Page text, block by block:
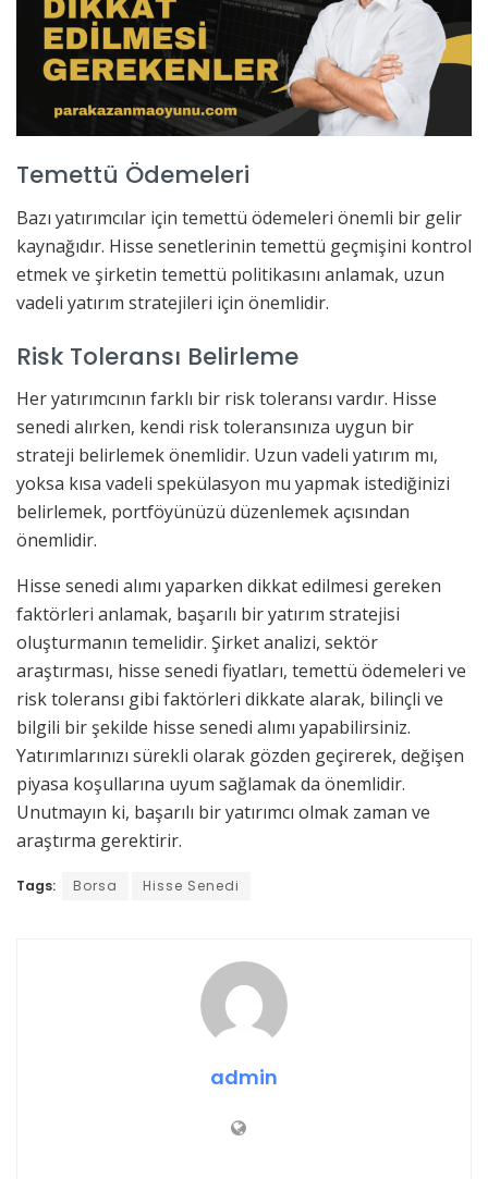
Temettü Ödemeleri
Bazı yatırımcılar için temettü ödemeleri önemli bir gelir
kaynağıdır. Hisse senetlerinin temettü geçmişini kontrol
etmek ve şirketin temettü politikasını anlamak, uzun
vadeli yatırım stratejileri için önemlidir.
Risk Toleransı Belirleme
Her yatırımcının farklı bir risk toleransı vardır. Hisse
senedi alırken, kendi risk toleransınıza uygun bir
strateji belirlemek önemlidir. Uzun vadeli yatırım mı,
yoksa kısa vadeli spekülasyon mu yapmak istediğinizi
belirlemek, portföyünüzü düzenlemek açısından
önemlidir.
Hisse senedi alımı yaparken dikkat edilmesi gereken
faktörleri anlamak, başarılı bir yatırım stratejisi
oluşturmanın temelidir. Şirket analizi, sektör
araştırması, hisse senedi fiyatları, temettü ödemeleri ve
risk toleransı gibi faktörleri dikkate alarak, bilinçli ve
bilgili bir şekilde hisse senedi alımı yapabilirsiniz.
Yatırımlarınızı sürekli olarak gözden geçirerek, değişen
piyasa koşullarına uyum sağlamak da önemlidir.
Unutmayın ki, başarılı bir yatırımcı olmak zaman ve
araştırma gerektirir.
Tags: Borsa Hisse Senedi
admin